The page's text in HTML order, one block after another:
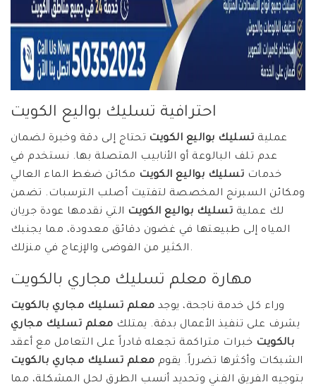
احترافية تسليك بواليع الكويت
عملية تسليك بواليع الكويت تحتاج إلى دقة وخبرة لضمان
عدم تلف البالوعة أو الأنابيب المتصلة بها. نستخدم في
خدمات تسليك بواليع الكويت مكائن ضغط الماء العالي
ومكائن السبرنج المخصصة لتفتيت أصلب الترسبات. تضمن
لك عملية تسليك بواليع الكويت التي نقدمها عودة جريان
المياه إلى طبيعتها في غضون دقائق معدودة، مما يجنبك
الكثير من الفوضى والإزعاج في منزلك.
مهارة معلم تسليك مجاري بالكويت
وراء كل خدمة ناجحة، يوجد معلم تسليك مجاري بالكويت
يشرف على تنفيذ الأعمال بدقة. يمتلك معلم تسليك مجاري
بالكويت خبرات متراكمة تجعله قادراً على التعامل مع أعقد
الشبكات وأكثرها تضرراً. يقوم معلم تسليك مجاري بالكويت
بتوجيه الفريق الفني وتحديد أنسب الطرق لحل المشكلة، مما